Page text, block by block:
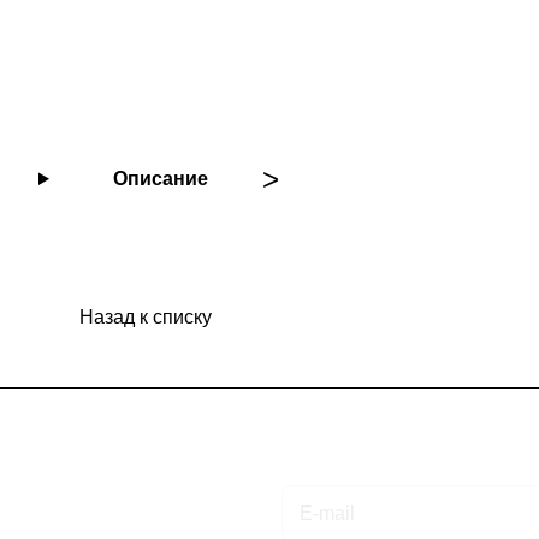
Описание
Назад к списку